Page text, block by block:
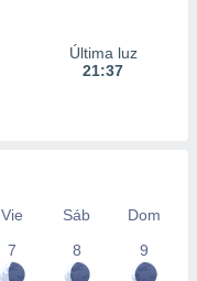
Última luz
21:37
Vie Sáb
Dom
7
8 9